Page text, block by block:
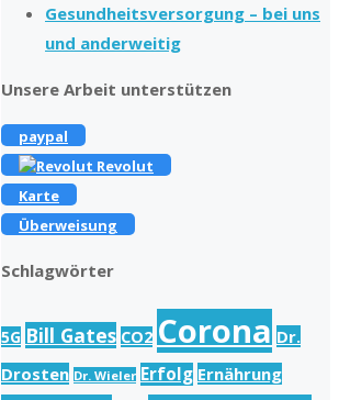
Gesundheitsversorgung – bei uns
und anderweitig
Unsere Arbeit unterstützen
paypal
Revolut
Karte
Überweisung
Schlagwörter
5G Bill Gates CO2 Corona Dr.
Drosten Dr. Wieler Erfolg Ernährung